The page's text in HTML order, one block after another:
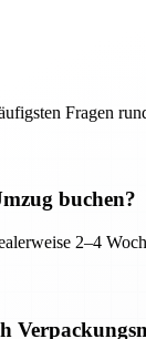
Fragen
buchen?
2–4